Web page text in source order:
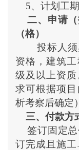
5、计划工
二、申请（
（格）
投标人
资格，建筑
级及以上资
求可根据项
析考察后确定）
三、付款方
签订固定总
订完成且施